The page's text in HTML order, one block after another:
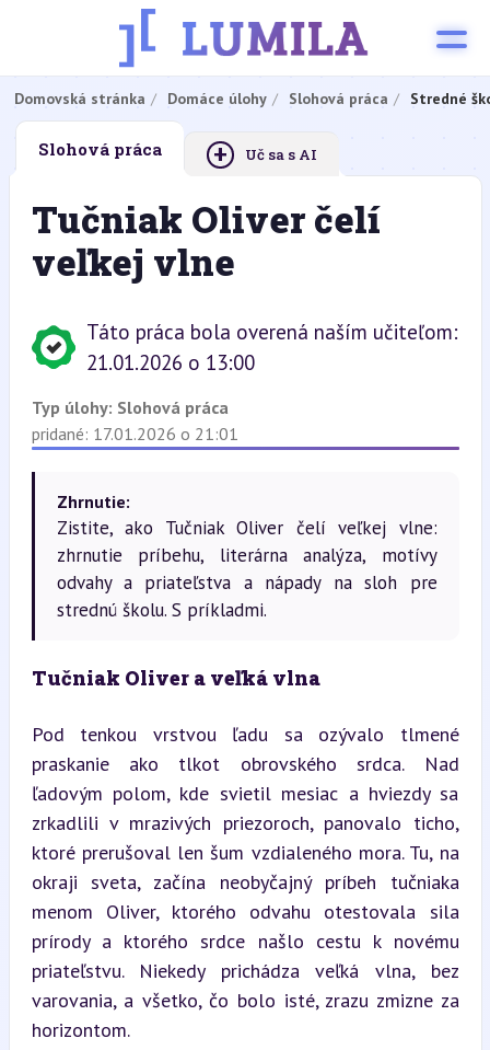
Domovská stránka Domáce úlohy Slohová práca Stredné
Slohová práca + Uč sa s AI
Tučniak Oliver čelí
veľkej vlne
Táto práca bola overená naším učiteľom:
21.01.2026 o 13:00
Typ úlohy: Slohová práca
pridané: 17.01.2026 o 21:01
Zhrnutie:
Zistite, ako Tučniak Oliver čelí veľkej vlne:
zhrnutie príbehu, literárna analýza, motívy
odvahy a priateľstva a nápady na sloh pre
strednú školu. S príkladmi.
Tučniak Oliver a veľká vlna
Pod tenkou vrstvou ľadu sa ozývalo tlmené
praskanie ako tlkot obrovského srdca. Nad
ľadovým polom, kde svietil mesiac a hviezdy sa
zrkadlili v mrazivých priezoroch, panovalo ticho,
ktoré prerušoval len šum vzdialeného mora. Tu, na
okraji sveta, začína neobyčajný príbeh tučniaka
menom Oliver, ktorého odvahu otestovala sila
prírody a ktorého srdce našlo cestu k novému
priateľstvu. Niekedy prichádza veľká vlna, bez
varovania, a všetko, čo bolo isté, zrazu zmizne za
horizontom.